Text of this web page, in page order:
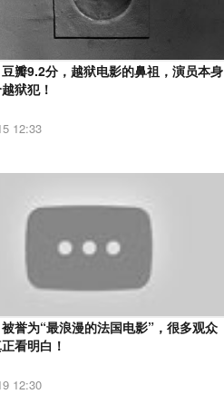
豆瓣9.2分，越狱电影的鼻祖，演员本身
狱犯！
12:33
被誉为“最浪漫的法国电影”，很多观众
看明白！
12:30